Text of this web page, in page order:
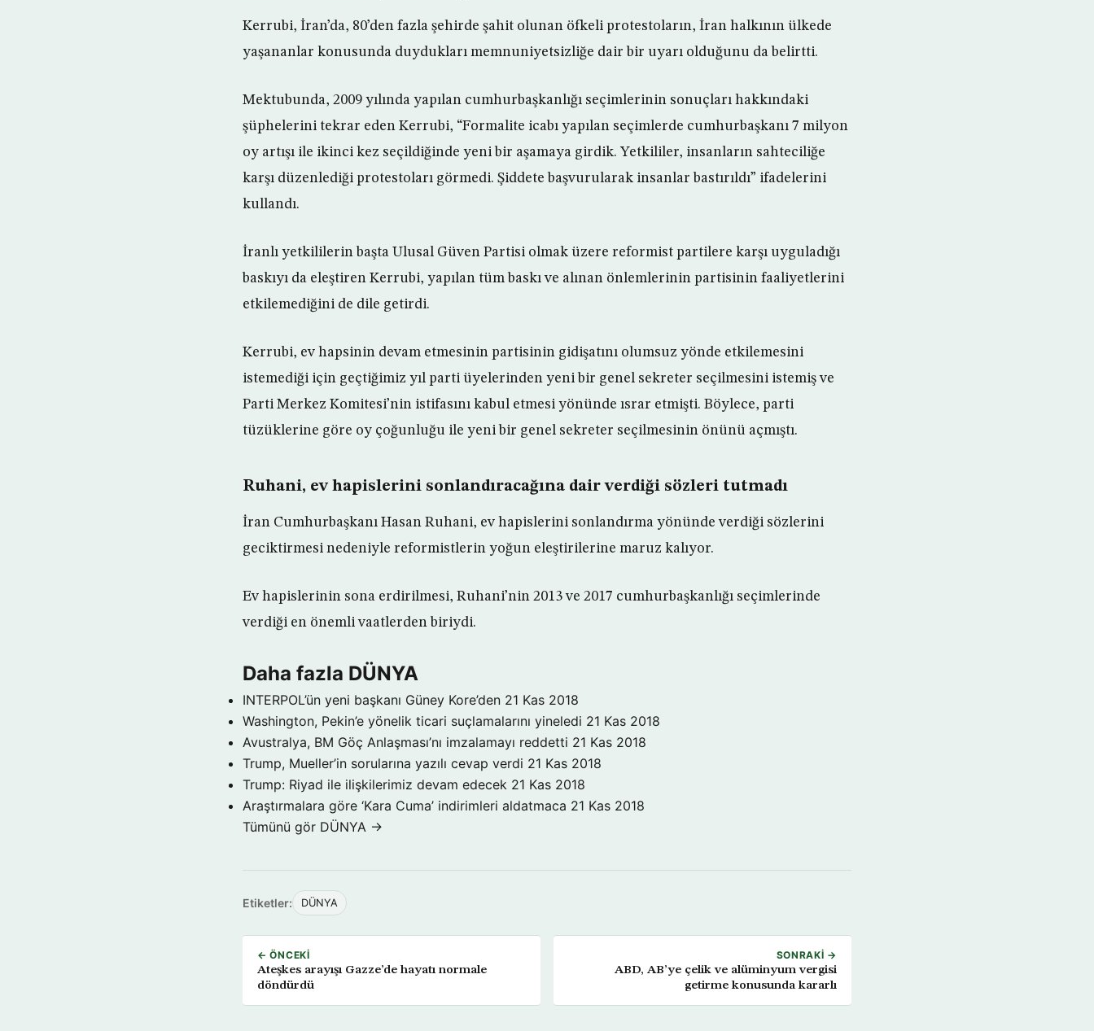
Kerrubi, İran’da, 80’den fazla şehirde şahit olunan öfkeli protestoların, İran halkının ülkede
yaşananlar konusunda duydukları memnuniyetsizliğe dair bir uyarı olduğunu da belirtti.
Mektubunda, 2009 yılında yapılan cumhurbaşkanlığı seçimlerinin sonuçları hakkındaki
şüphelerini tekrar eden Kerrubi, “Formalite icabı yapılan seçimlerde cumhurbaşkanı 7 milyon
oy artışı ile ikinci kez seçildiğinde yeni bir aşamaya girdik. Yetkililer, insanların sahteciliğe
karşı düzenlediği protestoları görmedi. Şiddete başvurularak insanlar bastırıldı” ifadelerini
kullandı.
İranlı yetkililerin başta Ulusal Güven Partisi olmak üzere reformist partilere karşı uyguladığı
baskıyı da eleştiren Kerrubi, yapılan tüm baskı ve alınan önlemlerinin partisinin faaliyetlerini
etkilemediğini de dile getirdi.
Kerrubi, ev hapsinin devam etmesinin partisinin gidişatını olumsuz yönde etkilemesini
istemediği için geçtiğimiz yıl parti üyelerinden yeni bir genel sekreter seçilmesini istemiş ve
Parti Merkez Komitesi’nin istifasını kabul etmesi yönünde ısrar etmişti. Böylece, parti
tüzüklerine göre oy çoğunluğu ile yeni bir genel sekreter seçilmesinin önünü açmıştı.
Ruhani, ev hapislerini sonlandıracağına dair verdiği sözleri tutmadı
İran Cumhurbaşkanı Hasan Ruhani, ev hapislerini sonlandırma yönünde verdiği sözlerini
geciktirmesi nedeniyle reformistlerin yoğun eleştirilerine maruz kalıyor.
Ev hapislerinin sona erdirilmesi, Ruhani’nin 2013 ve 2017 cumhurbaşkanlığı seçimlerinde
verdiği en önemli vaatlerden biriydi.
Daha fazla DÜNYA
INTERPOL’ün yeni başkanı Güney Kore’den 21 Kas 2018
Washington, Pekin’e yönelik ticari suçlamalarını yineledi 21 Kas 2018
Avustralya, BM Göç Anlaşması’nı imzalamayı reddetti 21 Kas 2018
Trump, Mueller’in sorularına yazılı cevap verdi 21 Kas 2018
Trump: Riyad ile ilişkilerimiz devam edecek 21 Kas 2018
Araştırmalara göre ‘Kara Cuma’ indirimleri aldatmaca 21 Kas 2018
Tümünü gör DÜNYA →
Etiketler: DÜNYA
← ÖNCEKI
Ateşkes arayışı Gazze’de hayatı normale
döndürdü
SONRAKI →
ABD, AB’ye çelik ve alüminyum vergisi
getirme konusunda kararlı